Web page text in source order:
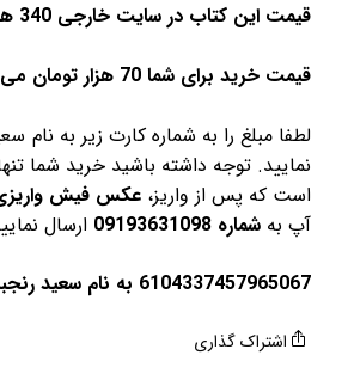
قیمت این کتاب در سایت خارجی 340
قیمت خرید برای شما 70 هزار تومان می باشد
لطفا مبلغ را به شماره کارت زیر به نام
نمایید. توجه داشته باشید خرید شما
است که پس از واریز،عکس فیش
آپ بهشماره 09193631098
ارسال
6104337457965067 به نا
م سعید
اشتراک گذاری